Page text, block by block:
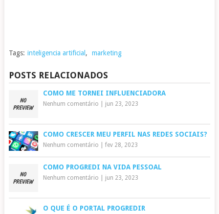
Tags: inteligencia artificial , marketing
POSTS RELACIONADOS
COMO ME TORNEI INFLUENCIADORA
Nenhum comentário jun 23, 2023
COMO CRESCER MEU PERFIL NAS REDES SOCIAIS?
Nenhum comentário fev 28, 2023
COMO PROGREDI NA VIDA PESSOAL
Nenhum comentário jun 23, 2023
O QUE É O PORTAL PROGREDIR